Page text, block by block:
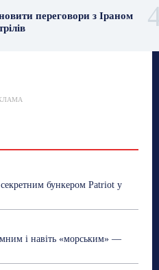
переговори з Іраном
Сад та город Світ
Спорт
Топ-новини Фоторепортаж
бункером Patriot у
і навіть «морським» —